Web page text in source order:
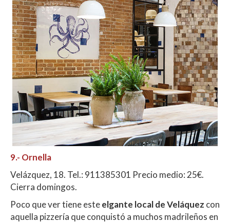
9.- Ornella
Velázquez, 18. Tel.: 911385301 Precio medio: 25€.
Cierra domingos.
Poco que ver tiene esteelgante local de Veláquez con
aquella pizzería que conquistó a muchos madrileños en